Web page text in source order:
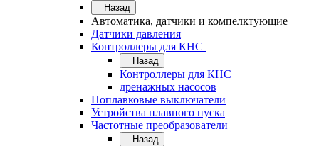
Назад
Автоматика, датчики и компелктующие
Датчики давления
Контроллеры для КНС
Назад
Контроллеры для КНС
дренажных насосов
Поплавковые выключатели
Устройства плавного пуска
Частотные преобразователи
Назад